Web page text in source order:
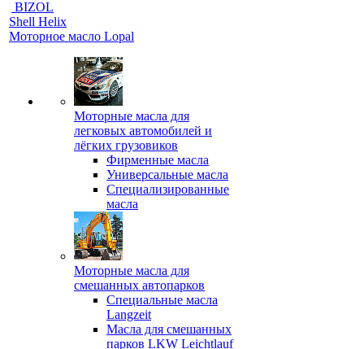
BIZOL
Shell Helix
Моторное масло Lopal
Моторные масла для
легковых автомобилей и
лёгких грузовиков
Фирменные масла
Универсальные масла
Специализированные
масла
Моторные масла для
смешанных автопарков
Специальные масла
Langzeit
Масла для смешанных
парков LKW Leichtlauf